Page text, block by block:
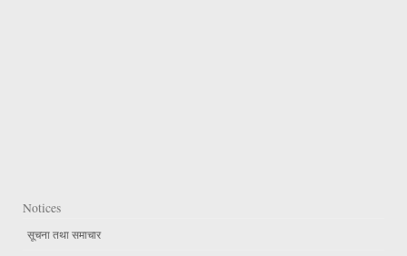
Notices
सूचना तथा समाचार